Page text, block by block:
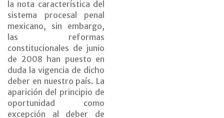
la nota característica del
sistema procesal penal
mexicano, sin embargo,
las reformas
constitucionales de junio
de 2008 han puesto en
duda la vigencia de dicho
deber en nuestro país. La
aparición del principio de
oportunidad como
excepción al deber de